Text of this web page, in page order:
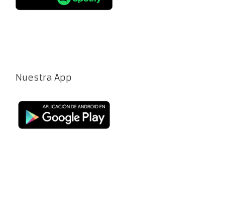
Nuestra App